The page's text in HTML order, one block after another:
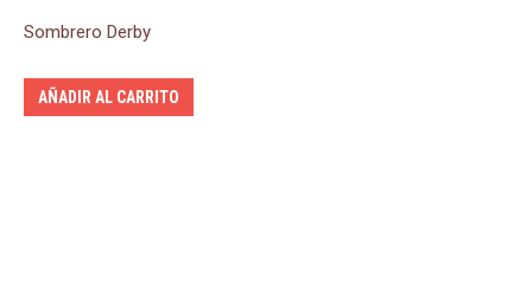
Sombrero Derby
AÑADIR AL CARRITO